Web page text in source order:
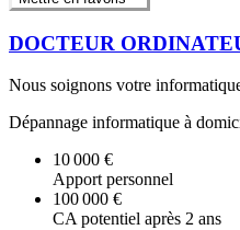
DOCTEUR
Nous soignons votre
Dépannage informatique à
10 000 €
Apport personnel
100 000 €
CA potentiel après 2 ans